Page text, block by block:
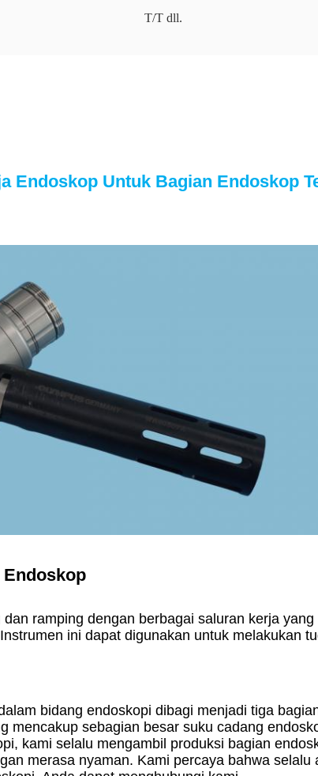
T/T dll.
Endoskop Untuk Bagian Endoskop
Endoskop
ramping dengan berbagai saluran kerja
ini dapat digunakan untuk melakukan
bidang endoskopi dibagi menjadi tiga
mencakup sebagian besar suku cadang
kami selalu mengambil produksi bagian
merasa nyaman. Kami percaya bahwa